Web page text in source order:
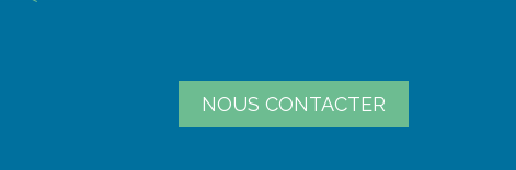
NOUS CONTACTER